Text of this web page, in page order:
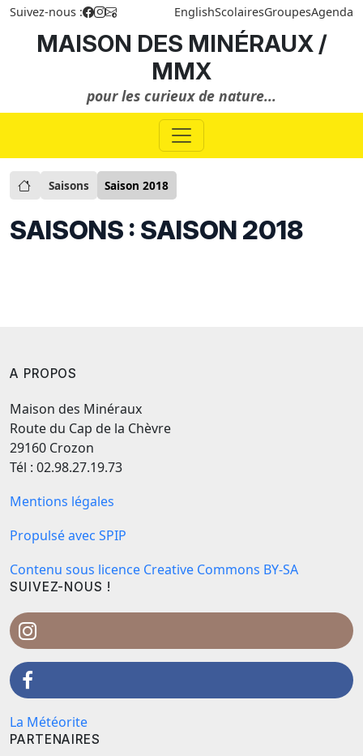
Suivez-nous : EnglishScolairesGroupesAgenda
MAISON DES MINÉRAUX /
MMX
pour les curieux de nature...
Saisons Saison 2018
SAISONS : SAISON 2018
A PROPOS
Maison des Minéraux
Route du Cap de la Chèvre
29160 Crozon
Tél : 02.98.27.19.73
Mentions légales
Propulsé avec SPIP
Contenu sous licence Creative Commons BY-SA
SUIVEZ-NOUS !
La Météorite
PARTENAIRES